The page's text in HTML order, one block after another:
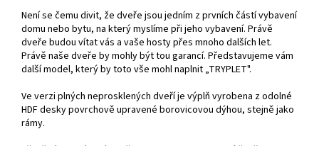
Není se čemu divit, že dveře jsou jedním z prvních částí vybavení
domu nebo bytu, na který myslíme při jeho vybavení. Právě
dveře budou vítat vás a vaše hosty přes mnoho dalších let.
Právě naše dveře by mohly být tou garancí. Představujeme vám
další model, který by toto vše mohl naplnit „TRYPLET".
Ve verzi plných neprosklených dveří je výplň vyrobena z odolné
HDF desky povrchově upravené borovicovou dýhou, stejně jako
rámy.